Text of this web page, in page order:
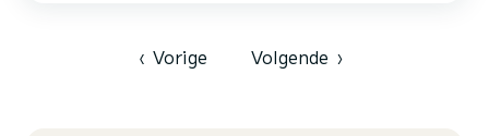
‹ Vorige Volgende ›